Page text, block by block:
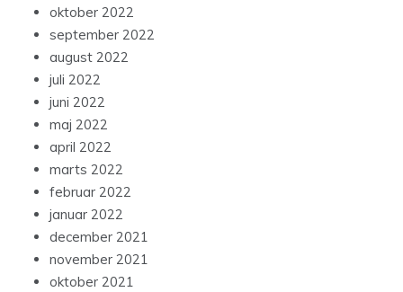
oktober 2022
september 2022
august 2022
juli 2022
juni 2022
maj 2022
april 2022
marts 2022
februar 2022
januar 2022
december 2021
november 2021
oktober 2021